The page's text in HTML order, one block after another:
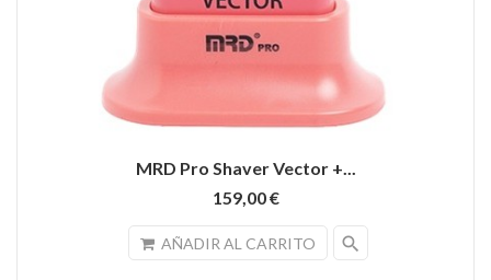
MRD Pro Shaver Vector +...
159,00 €
AÑADIR AL CARRITO search